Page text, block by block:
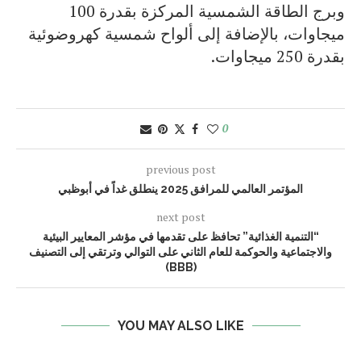
وبرج الطاقة الشمسية المركزة بقدرة 100
ميجاوات، بالإضافة إلى ألواح شمسية كهروضوئية
بقدرة 250 ميجاوات.
0
previous post
المؤتمر العالمي للمرافق 2025 ينطلق غداً في أبوظبي
next post
“التنمية الغذائية” تحافظ على تقدمها في مؤشر المعايير البيئية
والاجتماعية والحوكمة للعام الثاني على التوالي وترتقي إلى التصنيف
(BBB)
YOU MAY ALSO LIKE